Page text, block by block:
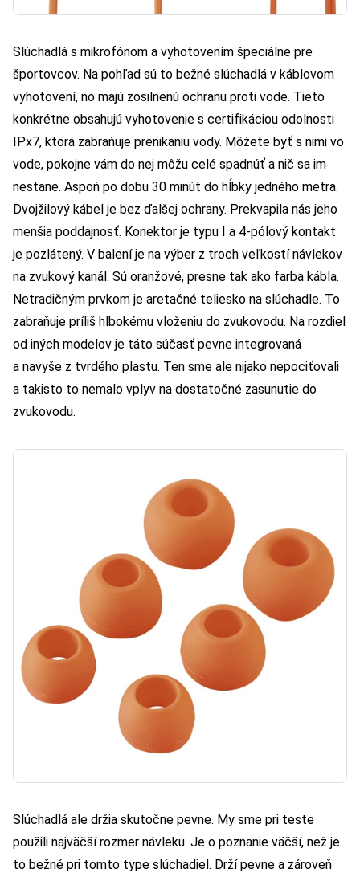
Slúchadlá s mikrofónom a vyhotovením špeciálne pre
športovcov. Na pohľad sú to bežné slúchadlá v káblovom
vyhotovení, no majú zosilnenú ochranu proti vode. Tieto
konkrétne obsahujú vyhotovenie s certifikáciou odolnosti
IPx7, ktorá zabraňuje prenikaniu vody. Môžete byť s nimi vo
vode, pokojne vám do nej môžu celé spadnúť a nič sa im
nestane. Aspoň po dobu 30 minút do hĺbky jedného metra.
Dvojžilový kábel je bez ďalšej ochrany. Prekvapila nás jeho
menšia poddajnosť. Konektor je typu I a 4-pólový kontakt
je pozlátený. V balení je na výber z troch veľkostí návlekov
na zvukový kanál. Sú oranžové, presne tak ako farba kábla.
Netradičným prvkom je aretačné teliesko na slúchadle. To
zabraňuje príliš hlbokému vloženiu do zvukovodu. Na rozdiel
od iných modelov je táto súčasť pevne integrovaná
a navyše z tvrdého plastu. Ten sme ale nijako nepociťovali
a takisto to nemalo vplyv na dostatočné zasunutie do
zvukovodu.
Slúchadlá ale držia skutočne pevne. My sme pri teste
použili najväčší rozmer návleku. Je o poznanie väčší, než je
to bežné pri tomto type slúchadiel. Drží pevne a zároveň